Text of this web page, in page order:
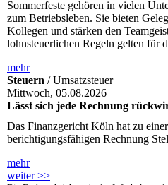
Sommerfeste gehören in vielen
zum Betriebsleben. Sie bieten
Kollegen und stärken den
lohnsteuerlichen Regeln gelten für
mehr
Steuern / Umsatzsteuer
Mittwoch, 05.08.2026
Lässt sich jede Rechnung
Das Finanzgericht Köln hat zu
berichtigungsfähigen Rechnung
mehr
weiter >>